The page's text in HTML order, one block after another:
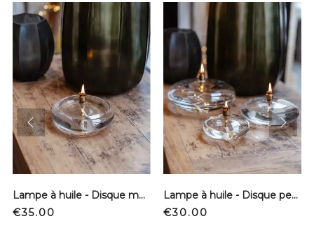
Lampe à huile - Disque moyen modèle
Price
€35.00
Lampe à huile - Disque petit modèle
Price
€30.00
prev next